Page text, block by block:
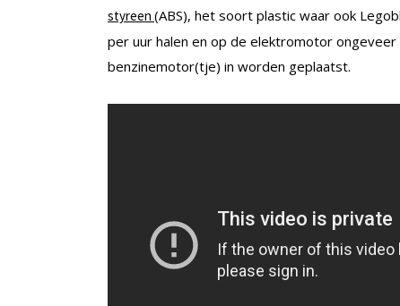
styreen (ABS), het soort plastic waar ook
per uur halen en op de elektromotor
benzinemotor(tje) in worden geplaatst.